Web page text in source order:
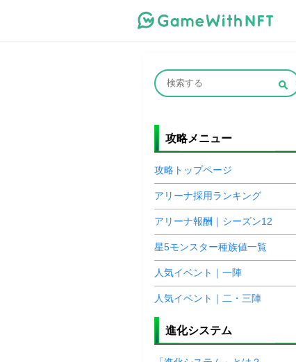
攻略メニュー
攻略トップページ
アリーナ採用ランキング
アリーナ報酬｜シーズン12
星5モンスター種族値一覧
人気イベント｜一陣
人気イベント｜二・三陣
進化システム